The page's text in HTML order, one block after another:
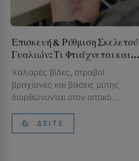
Επισκευή & Ρύθμιση Σκελετού
Γυαλιών: Τι Φτιάχνεται και
Πότε Θέλει Αντικατάσταση
Χαλαρές βίδες, στραβοί
βραχίονες και βάσεις μύτης
διορθώνονται στον οπτικό
ΔΕΊΤΕ